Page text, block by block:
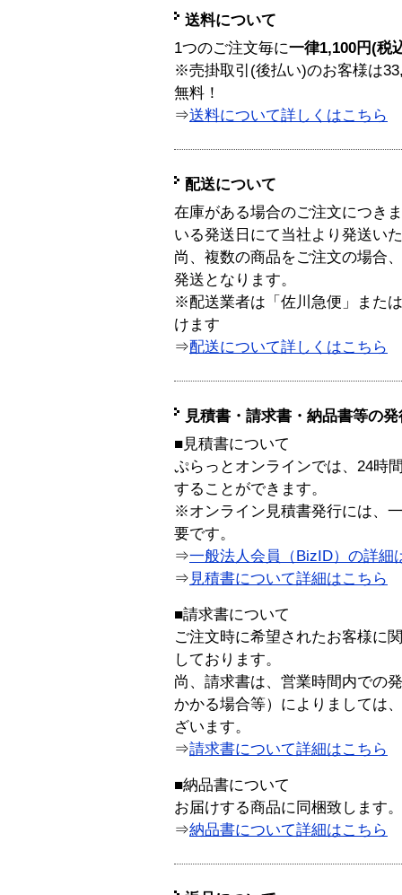
送料について
1つのご注文毎に一律1,100円(税
※売掛取引(後払い)のお客様は
無料！
⇒送料について詳しくはこちら
配送について
在庫がある場合のご注文につき
いる発送日にて当社より発送い
尚、複数の商品をご注文の場合
発送となります。
※配送業者は「佐川急便」また
けます
⇒配送について詳しくはこちら
見積書・請求書・納品書等の
■見積書について
ぷらっとオンラインでは、24時
することができます。
※オンライン見積書発行には、
要です。
⇒一般法人会員（BizID）の詳細
⇒ 見積書について詳細はこちら
■請求書について
ご注文時に希望されたお客様に
しております。
尚、請求書は、営業時間内での
かかる場合等）によりましては
ざいます。
⇒請求書について詳細はこちら
■納品書について
お届けする商品に同梱致します。
⇒納品書について詳細はこちら